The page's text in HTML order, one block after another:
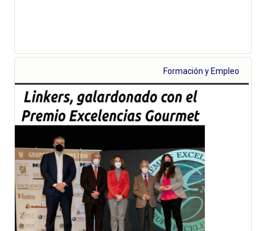
Formación y Empleo